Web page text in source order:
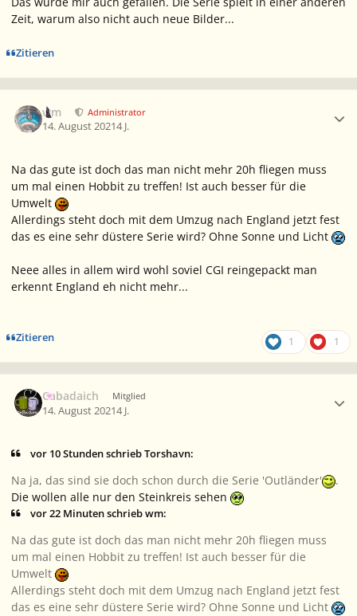
Zeit, warum also nicht auch neue Bilder...
Zitieren
wm Administrator
14. August 20214 J.
Na das gute ist doch das man nicht mehr 20h fliegen muss
um mal einen Hobbit zu treffen! Ist auch besser für die
Umwelt
Allerdings steht doch mit dem Umzug nach England jetzt fest
das es eine sehr düstere Serie wird? Ohne Sonne und Licht
Neee alles in allem wird wohl soviel CGI reingepackt man
erkennt England eh nicht mehr...
Zitieren 1 1
Cabadaich Mitglied
14. August 20214 J.
vor 10 Stunden schrieb Torshavn:
Na ja, das sind sie doch schon durch die Serie 'Outländer'
.
Die wollen alle nur den Steinkreis sehen
vor 22 Minuten schrieb wm:
Na das gute ist doch das man nicht mehr 20h fliegen muss
um mal einen Hobbit zu treffen! Ist auch besser für die
Umwelt
Allerdings steht doch mit dem Umzug nach England jetzt fest
das es eine sehr düstere Serie wird? Ohne Sonne und Licht